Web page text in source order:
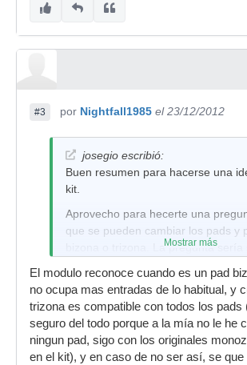
#3 por Nightfall1985 el 23/12/2012
josegio escribió:
Buen resumen para hacerse una
kit.
Aprovecho para hecerte una
que se pueden cambiar los pads y
bizona o trizona. La pregunta sería
gastar una entrada del módulo con
o todas las entradas del módulo ya
cuando lo conectas que es un pad
trizona. ¿Es con todas las
snare y platos?
Mostrar más
El modulo reconoce cuando es un pad
no ocupa mas entradas de lo habitual, y
trizona es compatible con todos los pads
seguro del todo porque a la mía no le he
ningun pad, sigo con los originales
en el kit), y en caso de no ser así, se que